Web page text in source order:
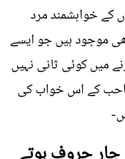
خواہشمند مرد
موجود ہیں جو ایسے
میں کوئی ثانی نہیں
کے اس خواب کی